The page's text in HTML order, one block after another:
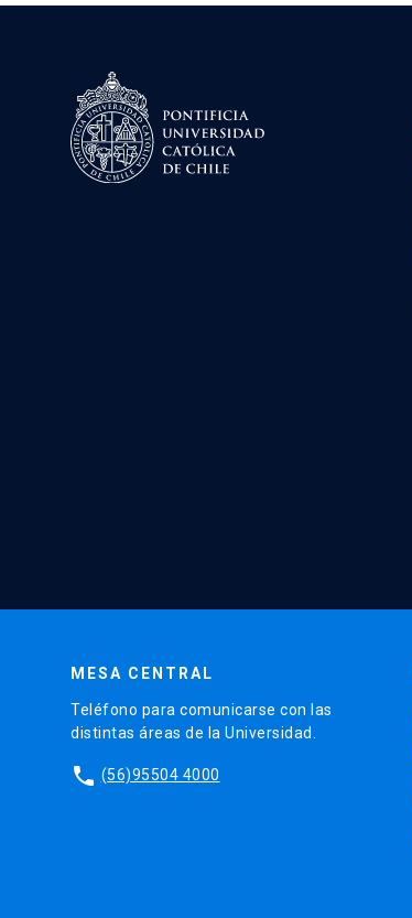
MESA CENTRAL
Teléfono para comunicarse con las
distintas áreas de la Universidad.
phone (56)95504 4000